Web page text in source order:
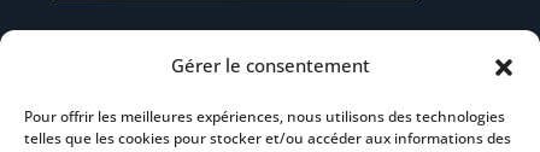
Gérer le consentement
Pour offrir les meilleures expériences, nous utilisons des technologies
telles que les cookies pour stocker et/ou accéder aux informations des
Suivez-nous